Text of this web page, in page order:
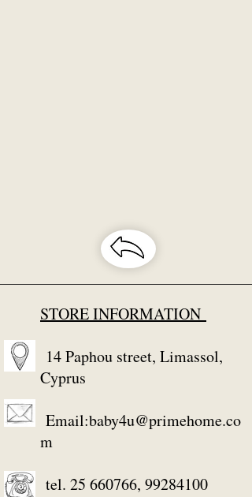
STORE INFORMATION
14 Paphou street, Limassol,
Cyprus
Email:baby4u@primehome.co
m
tel. 25 660766, 99284100